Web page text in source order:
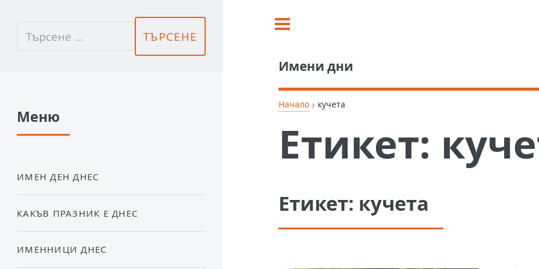
Имени дни
Начало › кучета
Етикет:
Етикет: кучета
Меню
ИМЕН ДЕН ДНЕС
КАКЪВ ПРАЗНИК Е ДНЕС
ИМЕННИЦИ ДНЕС